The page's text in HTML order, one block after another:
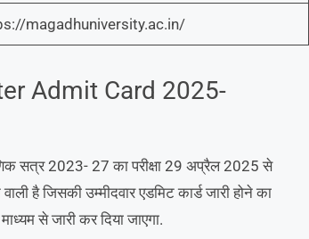
magadhuniversity.ac.in/
Admit Card 2025-
सत्र 2023- 27 का परीक्षा 29 अप्रैल 2025 से
है जिसकी उम्मीदवार एडमिट कार्ड जारी होने का
से जारी कर दिया जाएगा.